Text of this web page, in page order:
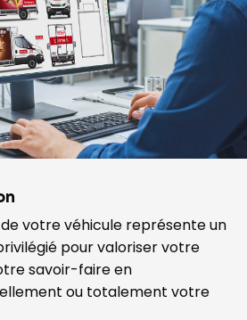
votre véhicule représente un
pour valoriser votre
savoir-faire en
ou totalement votre